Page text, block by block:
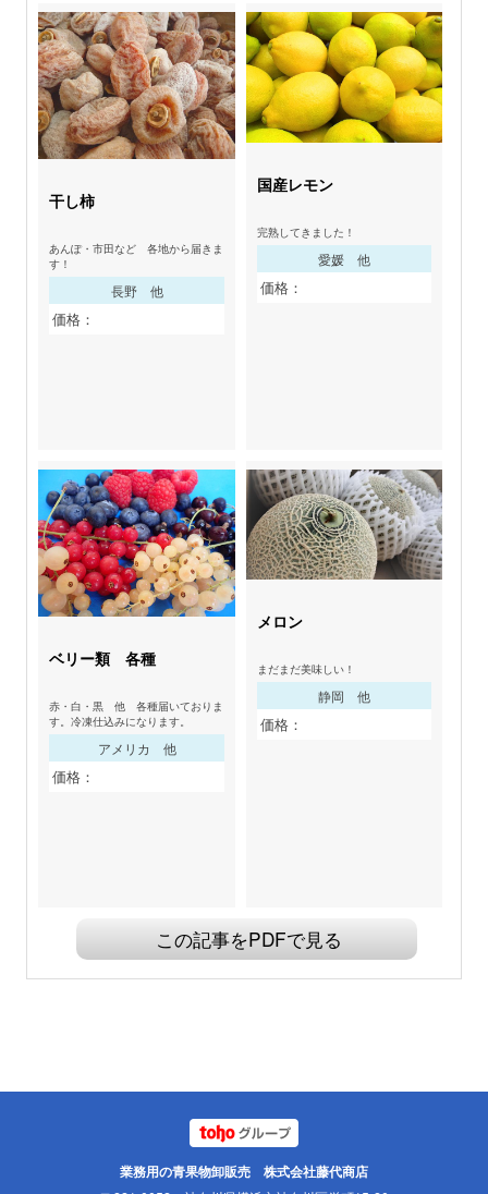
干し柿
あんぽ・市田など 各地から届きま
す！
長野 他
価格：
国産レモン
完熟してきました！
愛媛 他
価格：
ベリー類 各種
赤・白・黒 他 各種届いておりま
す。冷凍仕込みになります。
アメリカ 他
価格：
メロン
まだまだ美味しい！
静岡 他
価格：
この記事をPDFで見る
業務用の青果物卸販売 株式会社藤代商店